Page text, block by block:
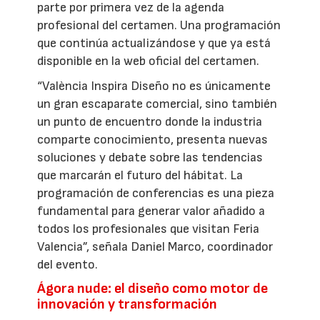
parte por primera vez de la agenda
profesional del certamen. Una programación
que continúa actualizándose y que ya está
disponible en la web oficial del certamen.
“València Inspira Diseño no es únicamente
un gran escaparate comercial, sino también
un punto de encuentro donde la industria
comparte conocimiento, presenta nuevas
soluciones y debate sobre las tendencias
que marcarán el futuro del hábitat. La
programación de conferencias es una pieza
fundamental para generar valor añadido a
todos los profesionales que visitan Feria
Valencia”, señala Daniel Marco, coordinador
del evento.
Ágora nude: el diseño como motor de
innovación y transformación